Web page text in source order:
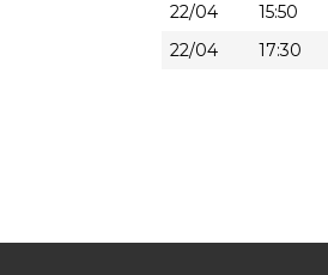
22/04
15:50
22/04
17:30